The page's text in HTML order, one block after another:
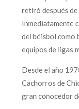
retiró después de
Inmediatamente
del béisbol como
equipos de ligas
Desde el año
Cachorros de
gran conocedor